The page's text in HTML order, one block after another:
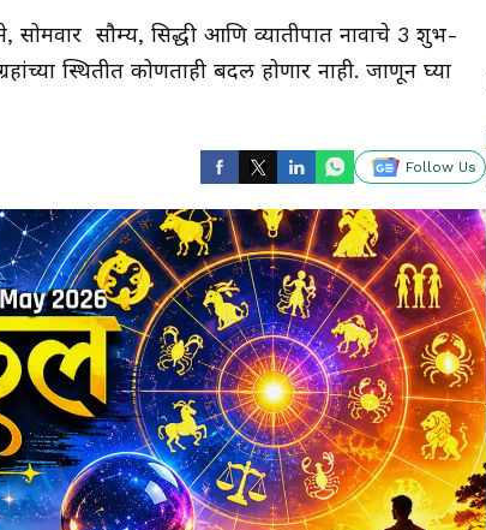
सौम्य, सिद्धी आणि व्यातीपात नावाचे 3 शुभ-
स्थितीत कोणताही बदल होणार नाही. जाणून घ्या
Follow Us